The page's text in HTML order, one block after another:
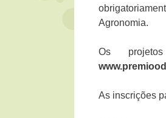
Agronomia.
Os
As inscrições